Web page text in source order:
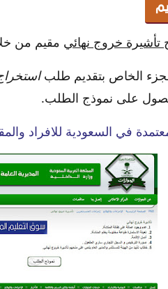
تأشيرة خروج نهائي مقيم من
الخاص بتقديم طلب
على نموذج الطلب.
في السعودية للافراد